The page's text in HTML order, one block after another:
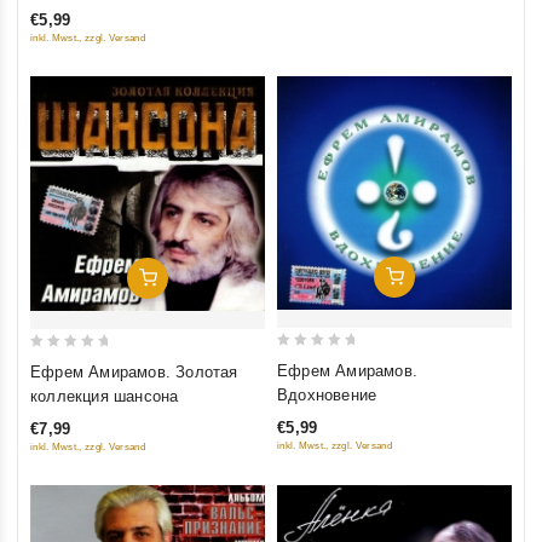
5
€5,99
inkl. Mwst., zzgl. Versand
Добавить В Корзину
out
5
Ефрем Амирамов. Золотая
коллекция шансона
€7,99
inkl. Mwst., zzgl. Versand
Добавить В Корзину
out
5
Ефрем Амирамов.
Вдохновение
€5,99
inkl. Mwst., zzgl. Versand